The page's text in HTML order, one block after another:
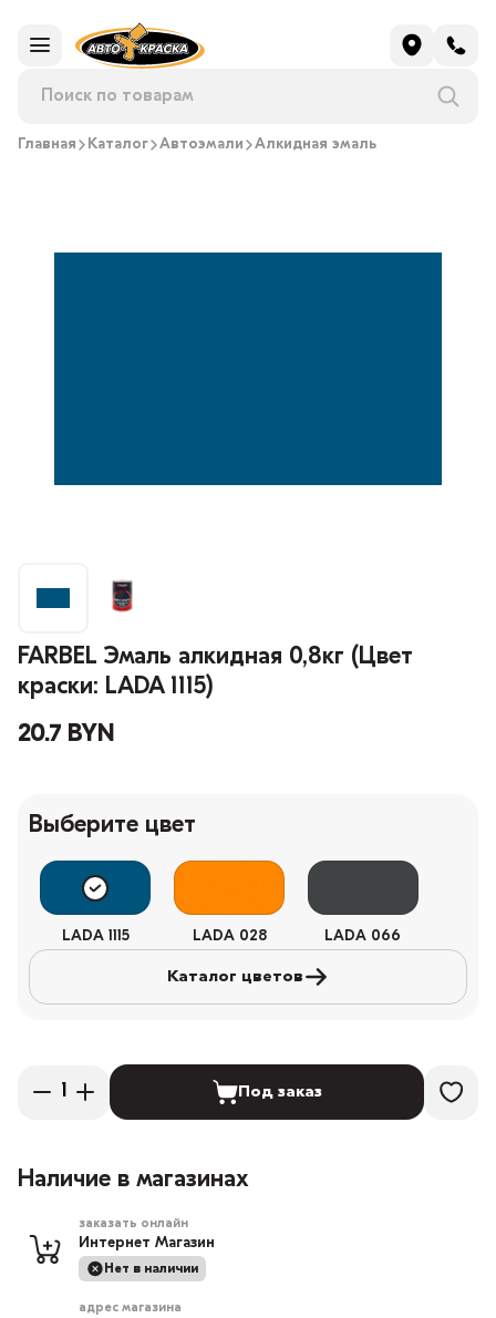
Главная Каталог Автоэмали Алкидная эмаль
FARBEL Эмаль алкидная 0,8кг (Цвет
краски: LADA 1115)
20.7 BYN
Выберите цвет
LADA 1115 LADA 028 LADA 066
Каталог цветов
Под заказ
Наличие в магазинах
заказать онлайн
Интернет Магазин
Нет в наличии
адрес магазина